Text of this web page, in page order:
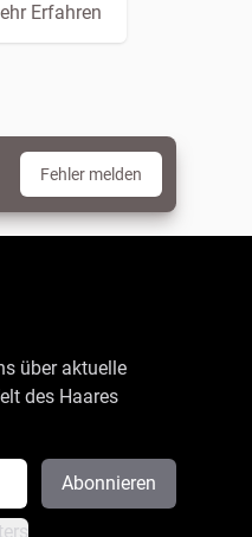
Erfahren
Fehler melden
über aktuelle
des Haares
Abonnieren